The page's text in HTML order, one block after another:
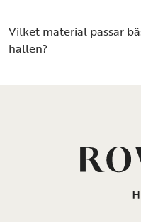
Vilket material passar
hallen?